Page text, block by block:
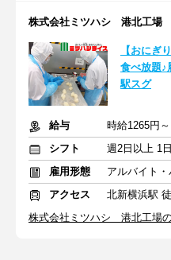
株式会社ミツハシ 港北工場
【おにぎ
食べ放題♪
駅スグ
給与
シフト
週2日以上 1
雇用形態
アルバイト・
アクセス
北新横浜駅
株式会社ミツハシ 港北工場